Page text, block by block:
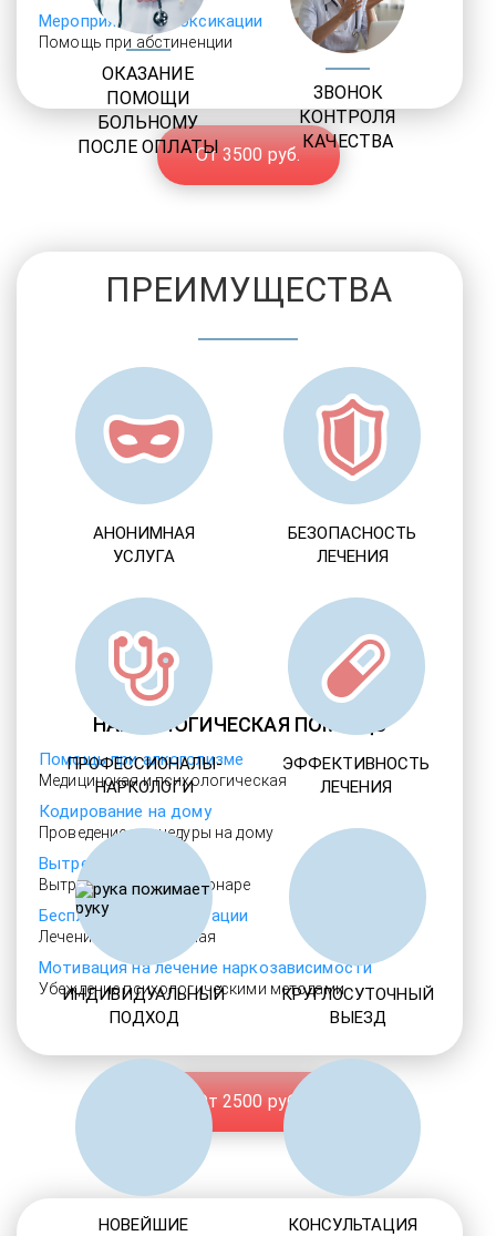
Мероприятия детоксикации
Помощь при абстиненции
От 3500 руб.
НАРКОЛОГИЧЕСКАЯ ПОМОЩЬ
Помощь при алкоголизме
Медицинская и психологическая
Кодирование на дому
Проведение процедуры на дому
Вытрезвитель
Вытрезвление в стационаре
Бесплатные консультации
Лечение Вашего случая
Мотивация на лечение наркозависимости
Убеждение психологическими методами
От 2500 руб.
ОКАЗАНИЕ
ПОМОЩИ
БОЛЬНОМУ
ПОСЛЕ ОПЛАТЫ
ЗВОНОК
КОНТРОЛЯ
КАЧЕСТВА
ПРЕИМУЩЕСТВА
АНОНИМНАЯ
УСЛУГА
БЕЗОПАСНОСТЬ
ЛЕЧЕНИЯ
ПРОФЕССИОНАЛЫ-
НАРКОЛОГИ
ЭФФЕКТИВНОСТЬ
ЛЕЧЕНИЯ
ИНДИВИДУАЛЬНЫЙ
ПОДХОД
КРУГЛОСУТОЧНЫЙ
ВЫЕЗД
НОВЕЙШИЕ
КОНСУЛЬТАЦИЯ